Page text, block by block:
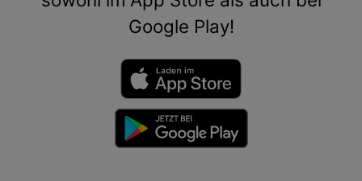
Google Play!